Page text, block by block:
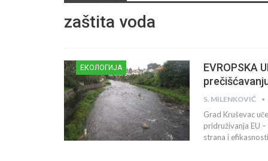
zaštita voda
ЕКОЛОГИЈА
EVROPSKA
S. MILENKOVIĆ
Grad Kruševac
pridruživanja EU
strana i